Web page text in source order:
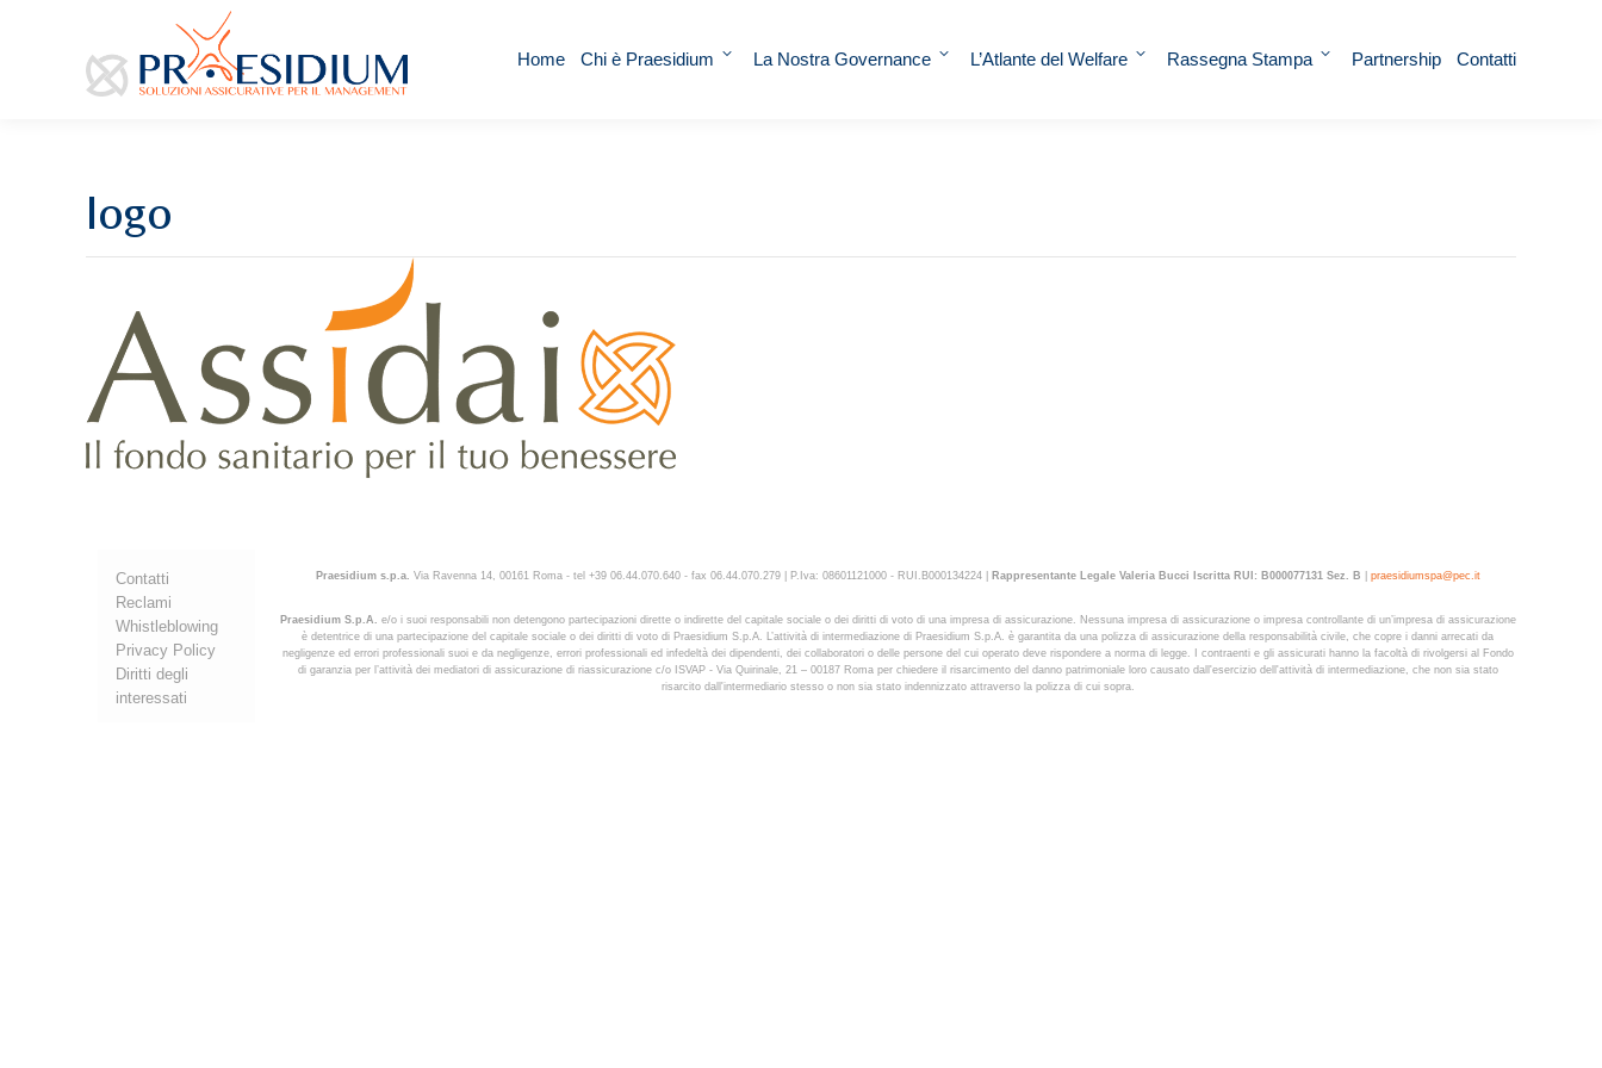
Home Chi è Praesidium La Nostra Governance L’Atlante del Welfare Rassegna Stampa Partnership Contatti
logo
Contatti
Reclami
Whistleblowing
Privacy Policy
Diritti degli
interessati
Praesidium s.p.a. Via Ravenna 14, 00161 Roma - tel +39 06.44.070.640 - fax 06.44.070.279 | P.Iva: 08601121000 - RUI.B000134224 | Rappresentante Legale Valeria Bucci Iscritta RUI: B000077131 Sez. B praesidiumspa@pec.it
Praesidium S.p.A. e/o i suoi responsabili non detengono partecipazioni dirette o indirette del capitale sociale o dei diritti di voto di una impresa di assicurazione. Nessuna impresa di assicurazione o impresa controllante di un’impresa di assicurazione
è detentrice di una partecipazione del capitale sociale o dei diritti di voto di Praesidium S.p.A. L’attività di intermediazione di Praesidium S.p.A. è garantita da una polizza di assicurazione della responsabilità civile, che copre i danni arrecati da
negligenze ed errori professionali suoi e da negligenze, errori professionali ed infedeltà dei dipendenti, dei collaboratori o delle persone del cui operato deve rispondere a norma di legge. I contraenti e gli assicurati hanno la facoltà di rivolgersi al Fondo
di garanzia per l’attività dei mediatori di assicurazione di riassicurazione c/o ISVAP - Via Quirinale, 21 – 00187 Roma per chiedere il risarcimento del danno patrimoniale loro causato dall'esercizio dell'attività di intermediazione, che non sia stato
risarcito dall'intermediario stesso o non sia stato indennizzato attraverso la polizza di cui sopra.